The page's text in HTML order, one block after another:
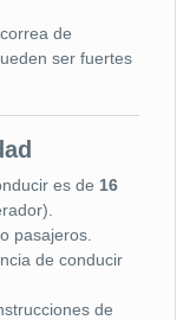
de
ser fuertes
es de 16
pasajeros.
de conducir
de